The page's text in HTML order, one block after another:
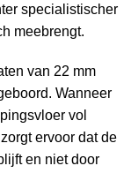
specialistischer
meebrengt.
van 22 mm
Wanneer
vol
ervoor dat de
en niet door